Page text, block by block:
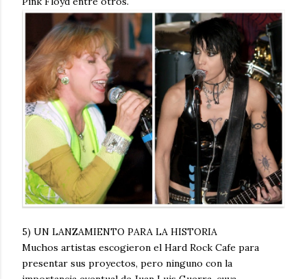
5) UN LANZAMIENTO PARA LA HISTORIA
Muchos artistas escogieron el Hard Rock Cafe para
presentar sus proyectos, pero ninguno con la